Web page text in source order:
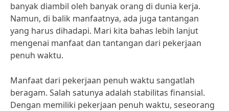
banyak diambil oleh banyak orang di dunia kerja.
Namun, di balik manfaatnya, ada juga tantangan
yang harus dihadapi. Mari kita bahas lebih lanjut
mengenai manfaat dan tantangan dari pekerjaan
penuh waktu.
Manfaat dari pekerjaan penuh waktu sangatlah
beragam. Salah satunya adalah stabilitas finansial.
Dengan memiliki pekerjaan penuh waktu, seseorang